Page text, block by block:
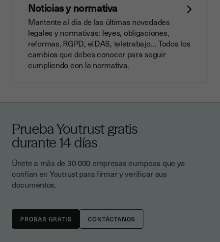
Noticias y normativa
Mantente al día de las últimas novedades
legales y normativas: leyes, obligaciones,
reformas, RGPD, eIDAS, teletrabajo… Todos los
cambios que debes conocer para seguir
cumpliendo con la normativa.
Prueba Youtrust gratis
durante 14 días
Únete a más de 30 000 empresas europeas que ya
confían en Youtrust para firmar y verificar sus
documentos.
CONTÁCTANOS